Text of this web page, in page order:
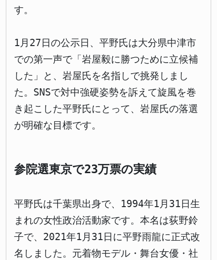
す。
1月27日の公示日、平野氏は大分県中津市
での第一声で「岩屋毅に勝つために立候補
した」と、岩屋氏を名指しで挑発しまし
た。SNSで対中強硬姿勢を訴えて旋風を巻
き起こした平野氏にとって、岩屋氏の落選
が明確な目標です。
参院選東京で23万票の実績
平野氏は千葉県出身で、1994年1月31日生
まれの女性政治活動家です。本名は荻野鈴
子で、2021年1月31日に平野雨龍に正式改
名しました。元着物モデル・舞台女優・社